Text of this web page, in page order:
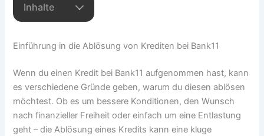
Inhalte
Einführung in die Ablösung von Krediten bei Bank11
Wenn du einen Kredit bei Bank11 aufgenommen hast, kann
es verschiedene Gründe geben, warum du diesen ablösen
möchtest. Ob es um bessere Konditionen, den Wunsch
nach finanzieller Freiheit oder einfach um eine Entlastung
geht – die Ablösung eines Kredits kann eine kluge